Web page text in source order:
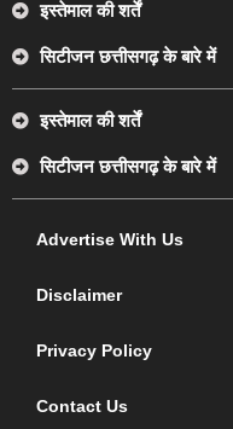
इस्तेमाल की शर्तें
सिटीजन छत्तीसगढ़ के बारे में
इस्तेमाल की शर्तें
सिटीजन छत्तीसगढ़ के बारे में
Advertise With Us
Disclaimer
Privacy Policy
Contact Us